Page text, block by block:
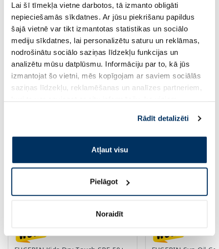
Lai šī tīmekļa vietne darbotos, tā izmanto obligāti
nepieciešamās sīkdatnes. Ar jūsu piekrišanu papildus
šajā vietnē var tikt izmantotas statistikas un sociālo
mediju sīkdatnes, lai personalizētu saturu un reklāmas,
nodrošinātu sociālo saziņas līdzekļu funkcijas un
analizētu mūsu datplūsmu. Informāciju par to, kā jūs
izmantojat šo vietni, mēs kopīgojam ar saviem sociālās
saziņas līdzekļu, reklamēšanas un analīzes partneriem,
pakalpojumus. Ja piekrītat šo papildu sīkdatņu
izmantošanai, lūdzu, atzīmējiet savu izvēli:
Rādīt detalizēti
Atļaut visu
Pielāgot
Noraidīt
14.49 €
Pirkt
14.99 €
Page 1 of 10
Saules aizsardzībai vasarā ☀️
-60% -60%